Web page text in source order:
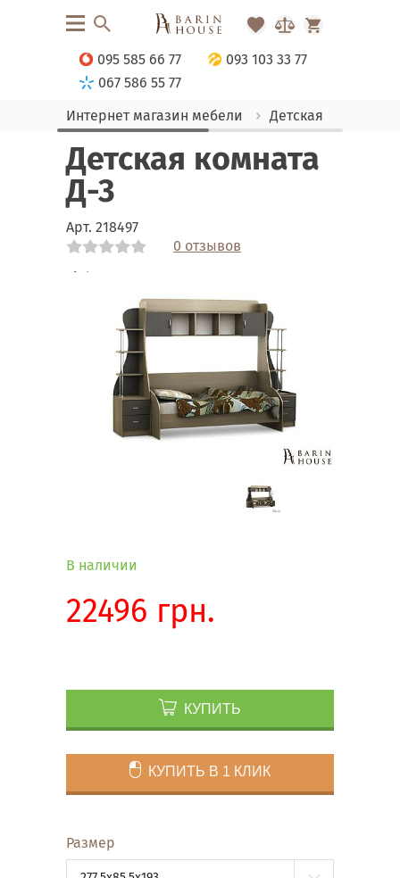
095 585 66 77
093 103 33 77
067 586 55 77
Интернет магазин мебели
Детская
Детская комната
Д-3
Арт. 218497
0 отзывов
Link
В наличии
22496 грн.
КУПИТЬ
КУПИТЬ В 1 КЛИК
Размер